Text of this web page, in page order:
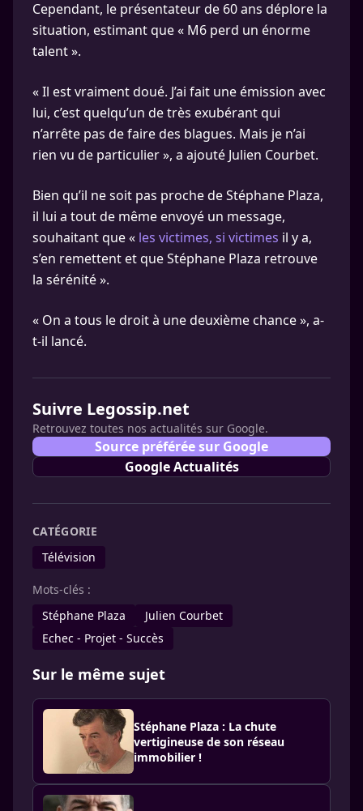
Cependant, le présentateur de 60 ans déplore la
situation, estimant que « M6 perd un énorme
talent ».
« Il est vraiment doué. J’ai fait une émission avec
lui, c’est quelqu’un de très exubérant qui
n’arrête pas de faire des blagues. Mais je n’ai
rien vu de particulier », a ajouté Julien Courbet.
Bien qu’il ne soit pas proche de Stéphane Plaza,
il lui a tout de même envoyé un message,
souhaitant que « les victimes, si victimes il y a,
s’en remettent et que Stéphane Plaza retrouve
la sérénité ».
« On a tous le droit à une deuxième chance », a-
t-il lancé.
Suivre Legossip.net
Retrouvez toutes nos actualités sur Google.
Source préférée sur Google
Google Actualités
CATÉGORIE
Télévision
Mots-clés :
Stéphane Plaza
Julien Courbet
Echec - Projet - Succès
Sur le même sujet
Stéphane Plaza : La chute
vertigineuse de son réseau
immobilier !